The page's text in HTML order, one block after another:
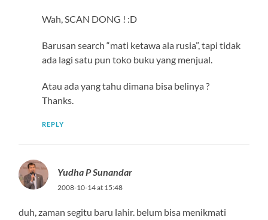
Wah, SCAN DONG ! :D
Barusan search “mati ketawa ala rusia”, tapi tidak
ada lagi satu pun toko buku yang menjual.
Atau ada yang tahu dimana bisa belinya ?
Thanks.
REPLY
Yudha P Sunandar
2008-10-14 at 15:48
duh, zaman segitu baru lahir. belum bisa menikmati